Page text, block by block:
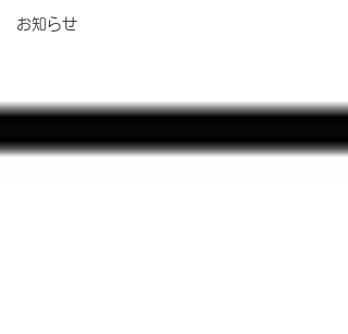
お知らせ